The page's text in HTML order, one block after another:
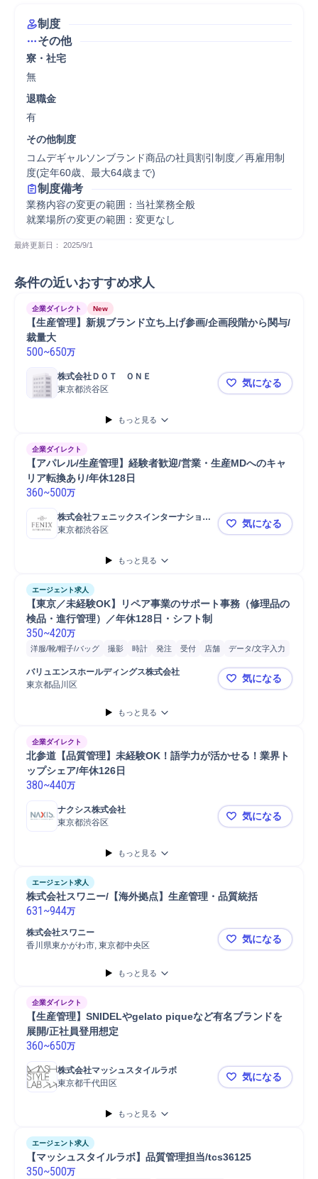
制度
その他
寮・社宅
無
退職金
有
その他制度
コムデギャルソンブランド商品の社員割引制度／再雇用制
度(定年60歳、最大64歳まで)
制度備考
業務内容の変更の範囲：当社業務全般
就業場所の変更の範囲：変更なし
最終更新日： 2025/9/1
条件の近いおすすめ求人
企業ダイレクト New
【生産管理】新規ブランド立ち上げ参画/企画段階から関与/
裁量大
500~650万
株式会社ＤＯＴ　ＯＮＥ
東京都渋谷区
【生産管理
気になる
もっと見る
企業ダイレクト
【アパレル/生産管理】経験者歓迎/営業・生産MDへのキャ
リア転換あり/年休128日
360~500万
株式会社フェニックスインターナショナ
ル
東京都渋谷区 【アパレル/
気になる
もっと見る
エージェント求人
【東京／未経験OK】リペア事業のサポート事務（修理品の
検品・進行管理）／年休128日・シフト制
350~420万
洋服/靴/帽子/バッグ 撮影 時計 発注 受付 店舗
データ/文字入力
PC/Web
納期調整
携帯電話/PC/PC周辺機器
バリュエンスホールディングス株式会社
東京都品川区
【東京／未
気になる
もっと見る
企業ダイレクト
北参道【品質管理】未経験OK！語学力が活かせる！業界ト
ップシェア/年休126日
380~440万
ナクシス株式会社
東京都渋谷区
北参道【品
気になる
もっと見る
エージェント求人
株式会社スワニー/【海外拠点】生産管理・品質統括
631 ~944万
株式会社スワニー
香川県東かがわ市, 東京都中央区
株式会社ス
気になる
もっと見る
企業ダイレクト
【生産管理】SNIDELやgelato piqueなど有名ブランドを
展開/正社員登用想定
360~650万
株式会社マッシュスタイルラボ
東京都千代田区
【生産管理
気になる
もっと見る
エージェント求人
【マッシュスタイルラボ】品質管理担当/tcs36125
350~500万